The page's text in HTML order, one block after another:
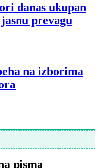
danas ukupan
prevagu
na izborima
pisma